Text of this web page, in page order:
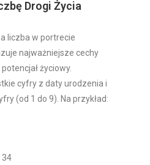
Drogi Życia
liczba w portrecie
najważniejsze cechy
życiowy.
cyfry z daty urodzenia i
(od 1 do 9). Na przykład:
34